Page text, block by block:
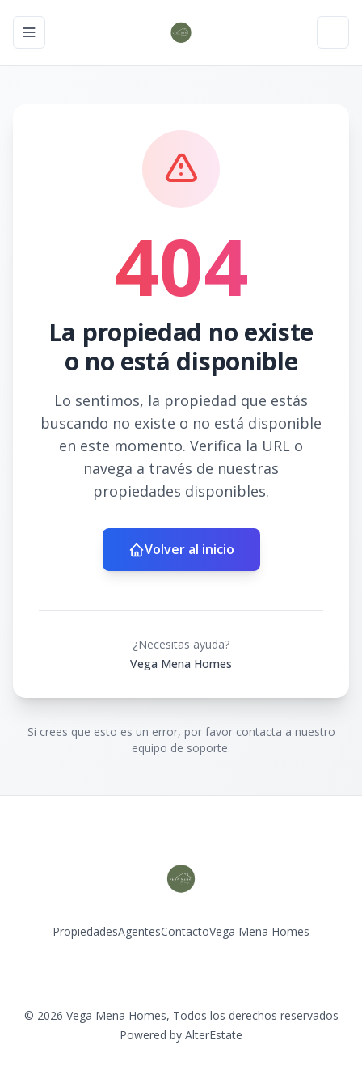
Toggle navigation menu
404
La propiedad no existe
o no está disponible
Lo sentimos, la propiedad que estás
buscando no existe o no está disponible
en este momento. Verifica la URL o
navega a través de nuestras
propiedades disponibles.
Volver al inicio
¿Necesitas ayuda?
Vega Mena Homes
Si crees que esto es un error, por favor contacta a nuestro
equipo de soporte.
PropiedadesAgentesContactoVega Mena Homes
© 2026 Vega Mena Homes, Todos los derechos reservados
Powered by AlterEstate